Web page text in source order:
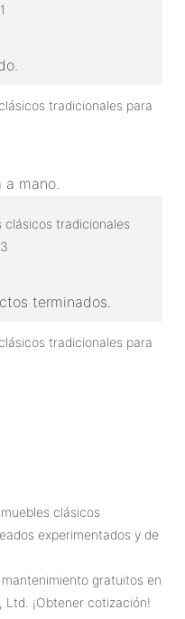
mano.
terminados.
clásicos
experimentados y de
gratuitos en
Ltd. ¡Obtener cotización!